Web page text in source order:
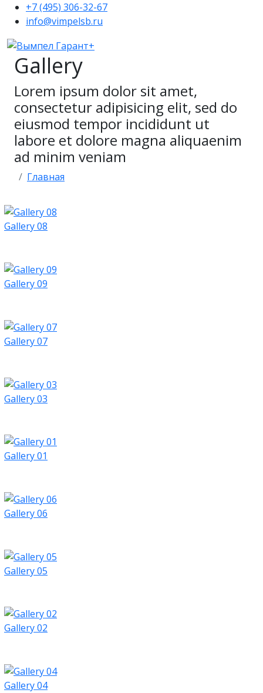
+7 (495) 306-32-67
info@vimpelsb.ru
Gallery
Lorem ipsum dolor sit amet,
consectetur adipisicing elit, sed do
eiusmod tempor incididunt ut
labore et dolore magna aliquaenim
ad minim veniam
Главная
Gallery 08
Gallery 09
Gallery 07
Gallery 03
Gallery 01
Gallery 06
Gallery 05
Gallery 02
Gallery 04